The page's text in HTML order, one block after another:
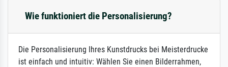
Wie funktioniert die Personalisierung?
Die Personalisierung Ihres Kunstdrucks bei Meisterdrucke
ist einfach und intuitiv: Wählen Sie einen Bilderrahmen,